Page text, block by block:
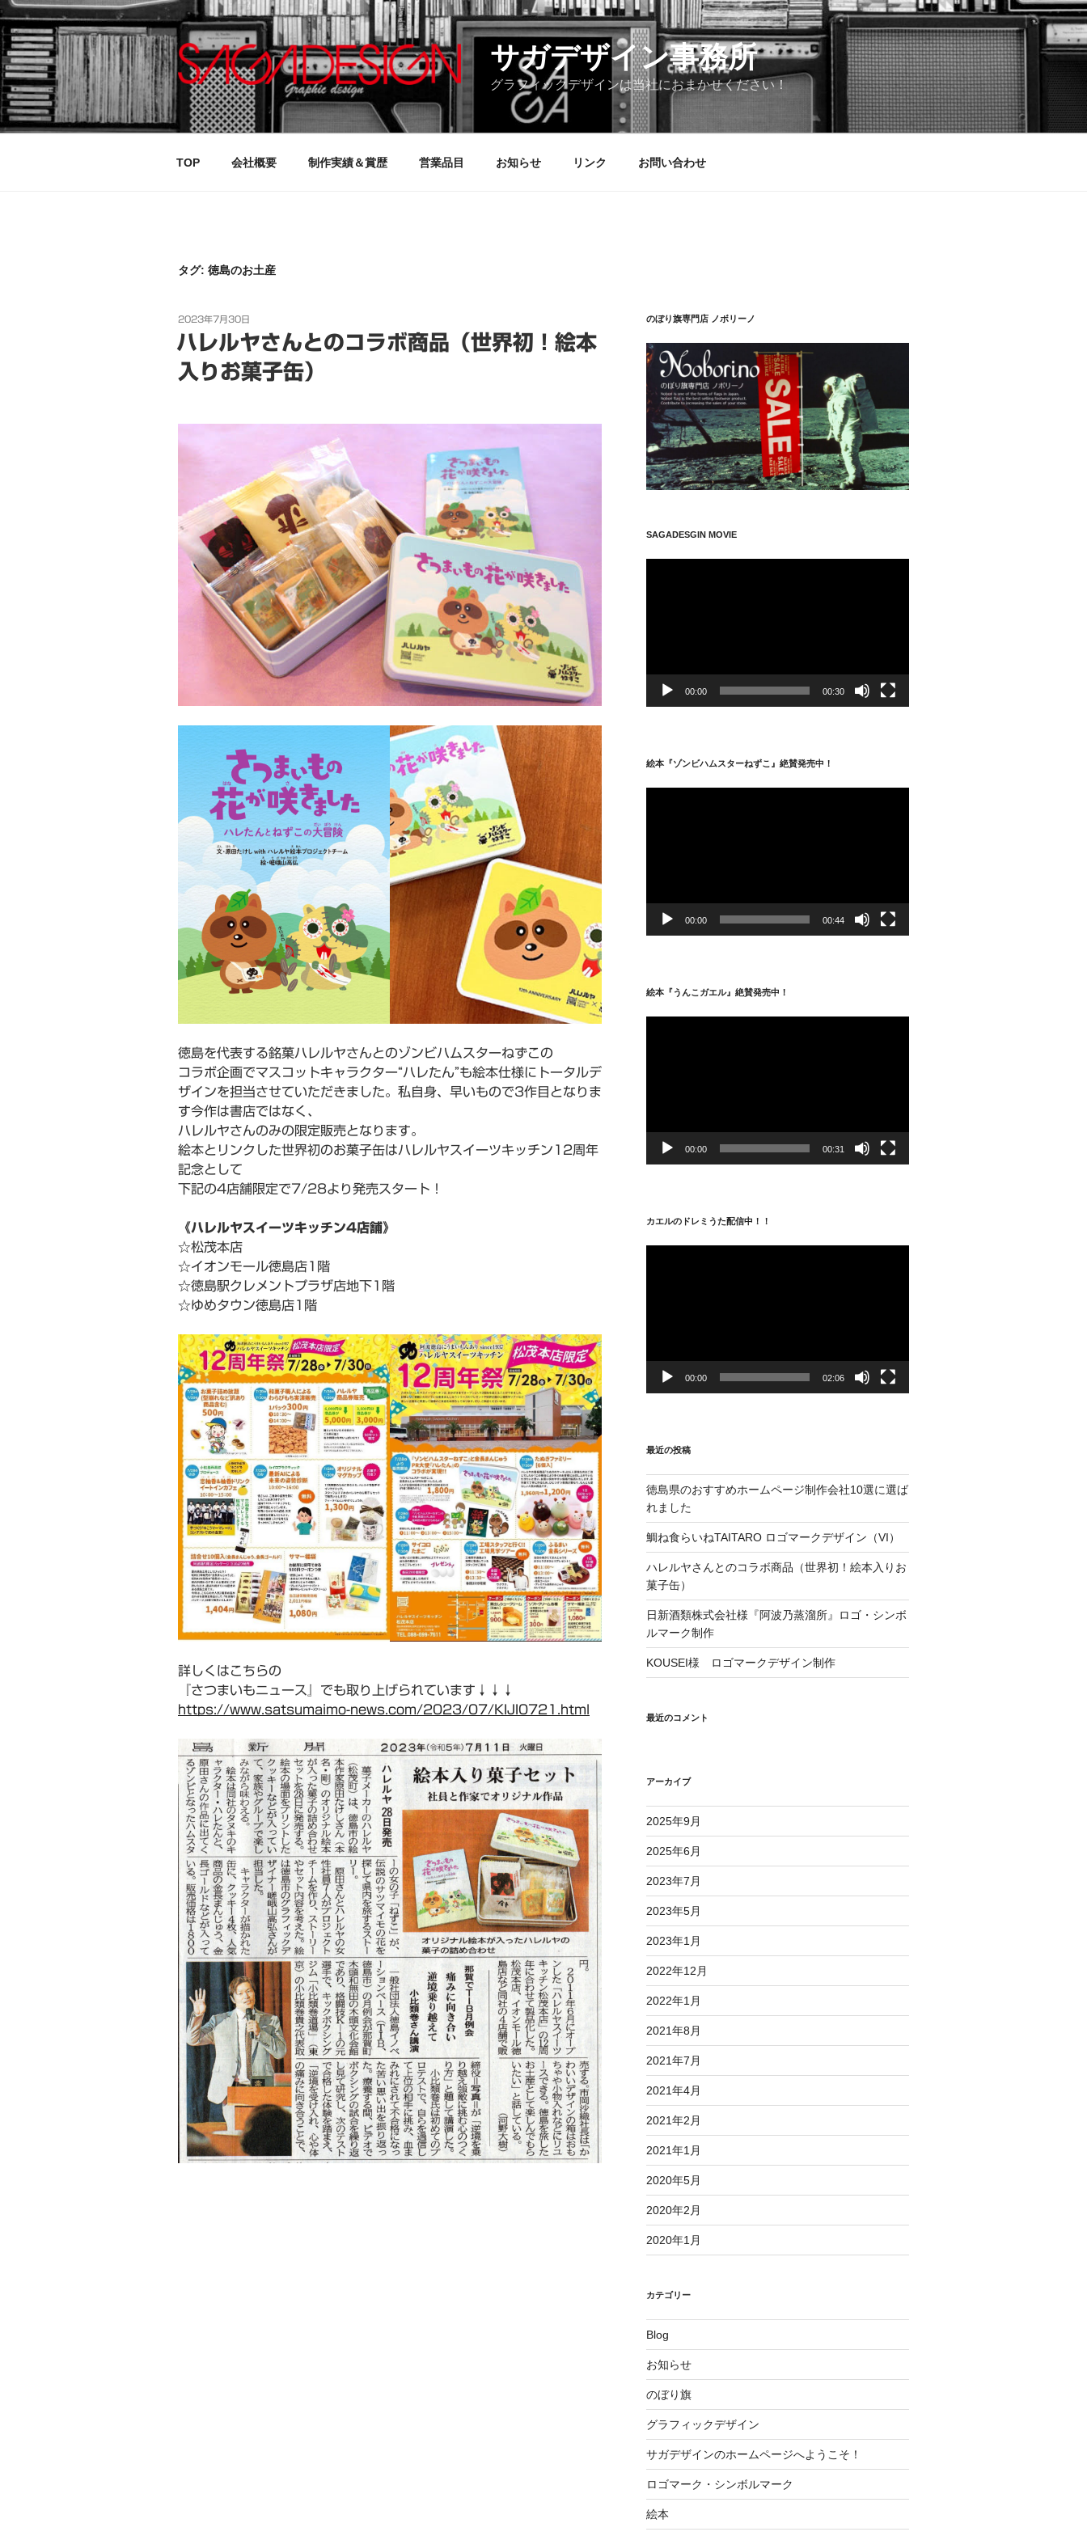
コ
ン
テ
ン
ツ
へ
ス
サガデザイン事務所
グラフィックデザインは当社におまかせください！
TOP 会社概要 制作実績＆賞歴 営業品目 お知らせ リンク お問い合わせ
タグ: 徳島のお土産
投
日:
2023年7月30日
ハレルヤさんとのコラボ商品（世界初！絵本
入りお菓子缶）
徳島を代表する銘菓ハレルヤさんとのゾンビハムスターねずこの
コラボ企画でマスコットキャラクター“ハレたん”も絵本仕様にトータルデ
ザインを担当させていただきました。私自身、早いもので3作目となりま
す今作は書店ではなく、
ハレルヤさんのみの限定販売となります。
絵本とリンクした世界初のお菓子缶はハレルヤスイーツキッチン12周年
記念として
下記の4店舗限定で7/28より発売スタート！
《ハレルヤスイーツキッチン4店舗》
☆松茂本店
☆イオンモール徳島店1階
☆徳島駅クレメントプラザ店地下1階
☆ゆめタウン徳島店1階
詳しくはこちらの
『さつまいもニュース』でも取り上げられています↓↓↓
https://www.satsumaimo-news.com/2023/07/KIJI0721.html
のぼり旗専門店 ノボリーノ
SAGADESGIN MOVIE
ー
00:00 00:30
絵本『ゾンビハムスターねずこ』絶賛発売中！
ー
00:00 00:44
絵本『うんこガエル』絶賛発売中！
ー
00:00 00:31
カエルのドレミうた配信中！！
ー
00:00 02:06
最近の投稿
徳島県のおすすめホームページ制作会社10選に選ば
れました
鯛ね食らいねTAITARO ロゴマークデザイン（VI）
ハレルヤさんとのコラボ商品（世界初！絵本入りお
菓子缶）
日新酒類株式会社様『阿波乃蒸溜所』ロゴ・シンボ
ルマーク制作
KOUSEI様 ロゴマークデザイン制作
最近のコメント
アーカイブ
2025年9月
2025年6月
2023年7月
2023年5月
2023年1月
2022年12月
2022年1月
2021年8月
2021年7月
2021年4月
2021年2月
2021年1月
2020年5月
2020年2月
2020年1月
カテゴリー
Blog
お知らせ
のぼり旗
グラフィックデザイン
サガデザインのホームページへようこそ！
ロゴマーク・シンボルマーク
絵本